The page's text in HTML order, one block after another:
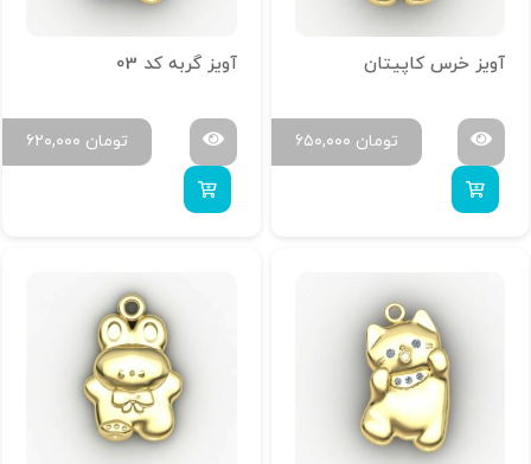
آویز خرس کاپیتان
۶۵۰,۰۰۰ تومان
آویز گربه کد 03
۶۲۰,۰۰۰ تومان